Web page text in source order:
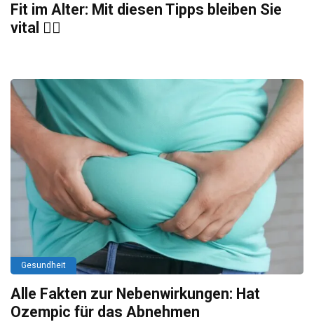
Fit im Alter: Mit diesen Tipps bleiben Sie
vital 🏃‍♂️
Gesundheit
Alle Fakten zur Nebenwirkungen: Hat
Ozempic für das Abnehmen